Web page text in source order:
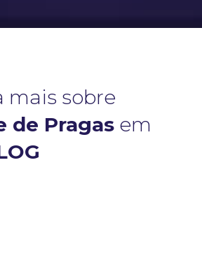
mais sobre
de Pragasem